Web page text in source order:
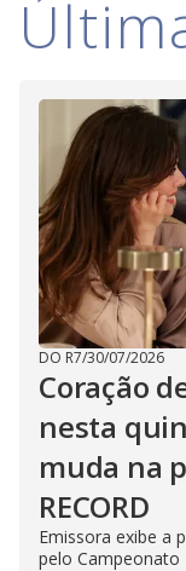
DO R7/30/07/2026
Coração
nesta
muda na
RECORD
Emissora exibe a
pelo Campeonato